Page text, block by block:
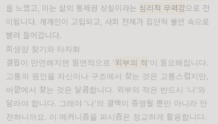
을 느꼈고, 이는 삶의 통제권 상실이라는 심리적 무력감으로 전
이됩니다. 개개인이 고립되고, 사회 전체가 집단적 불안 속으로
빨려 들어갑니다.
희생양 찾기와 타자화
결핍이 만연해지면 필연적으로 '외부의 적'이 필요해집니다.
고통의 원인을 자신이나 구조에서 찾는 것은 고통스럽지만,
바깥에서 찾는 것은 달콤합니다. 외부의 적은 반드시 '나'와
달라야 합니다. 그래야 '나'의 결백이 증명될 뿐만 아니라 안
전하니까요. 이 메커니즘을 파시즘은 정교하게 활용합니다.